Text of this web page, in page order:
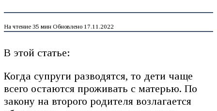
На чтение 35 мин Обновлено 17.11.2022
В этой статье:
Когда супруги разводятся, то дети чаще
всего остаются проживать с матерью. По
закону на второго родителя возлагается